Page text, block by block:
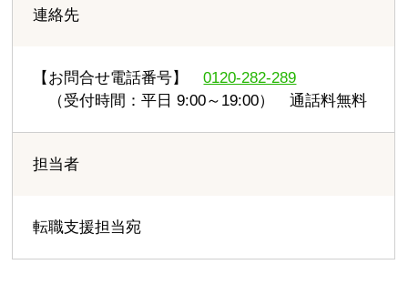
連絡先
【お問合せ電話番号】0120-282-289
（受付時間：平日 9:00～19:00） 通話料無料
担当者
転職支援担当宛